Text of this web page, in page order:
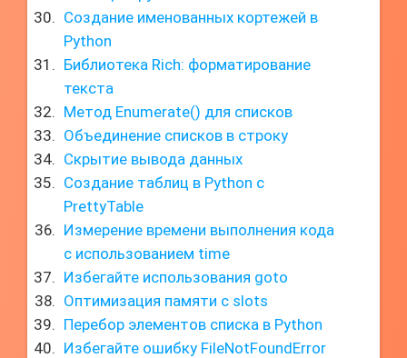
Создание именованных кортежей в
Python
Библиотека Rich: форматирование
текста
Метод Enumerate() для списков
Объединение списков в строку
Скрытие вывода данных
Создание таблиц в Python с
PrettyTable
Измерение времени выполнения кода
с использованием time
Избегайте использования goto
Оптимизация памяти с slots
Перебор элементов списка в Python
Избегайте ошибку FileNotFoundError